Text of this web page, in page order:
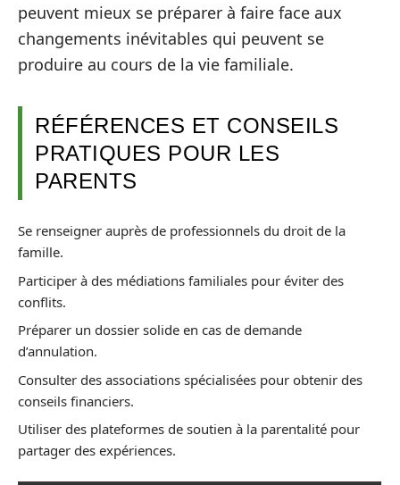
peuvent mieux se préparer à faire face aux
changements inévitables qui peuvent se
produire au cours de la vie familiale.
RÉFÉRENCES ET CONSEILS
PRATIQUES POUR LES
PARENTS
Se renseigner auprès de professionnels du droit de la
famille.
Participer à des médiations familiales pour éviter des
conflits.
Préparer un dossier solide en cas de demande
d’annulation.
Consulter des associations spécialisées pour obtenir des
conseils financiers.
Utiliser des plateformes de soutien à la parentalité pour
partager des expériences.